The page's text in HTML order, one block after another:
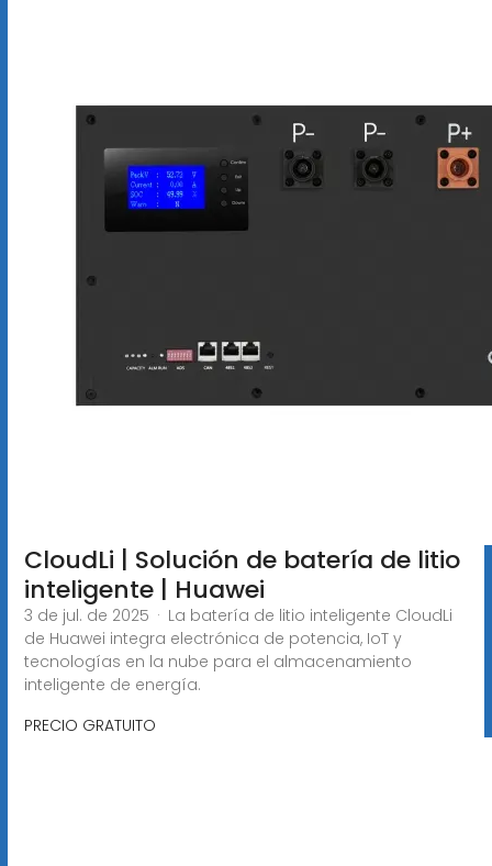
CloudLi | Solución de batería de litio
inteligente | Huawei
3 de jul. de 2025 · La batería de litio inteligente CloudLi
de Huawei integra electrónica de potencia, IoT y
tecnologías en la nube para el almacenamiento
inteligente de energía.
PRECIO GRATUITO